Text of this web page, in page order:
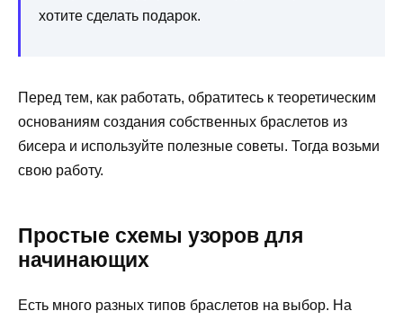
хотите сделать подарок.
Перед тем, как работать, обратитесь к теоретическим
основаниям создания собственных браслетов из
бисера и используйте полезные советы. Тогда возьми
свою работу.
Простые схемы узоров для
начинающих
Есть много разных типов браслетов на выбор. На